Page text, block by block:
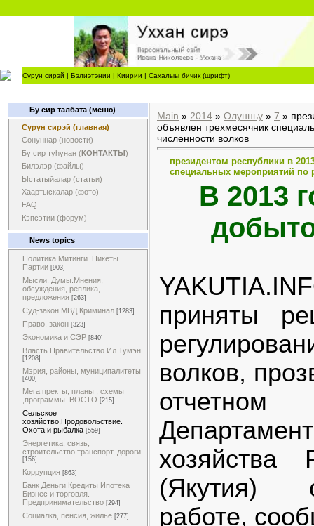
Сүрүн сирэй | Бэлиэтэнии | Киирии | Сахалыы бичик (шрифт)
Бу сир талбата (меню)
Сүрүн сирэй (главная)
Сонуннар (новости)
Бу сир туһунан (КОНТАКТЫ)
Билэлэр (файлы)
Ыстатыйалар (статьи)
Хаартыскалар (фото)
FAQ
Кэпсэтии (форум)
News topics
Политика.Митинги. Пикеты.
Партии [903]
Мысли. Думы.Мнения,
обсуждения, реплика,
предложения [263]
Суд-закон.МВД.Криминал [1283]
Право, закон [323]
Экономика и СЭР [840]
Власть Правительство Ил Тумэн
[1208]
Мэрия, районы, муниципалитеты
[400]
Мега пректы, планы , схемы
,программы. ВОСТО [215]
Сельское
хозяйство,Продовольствие.
Охота и рыбалка [559]
Энергетика, связь,
строительство.транспорт, дороги
[156]
Коррупция [863]
Банк Деньги Кредиты Ипотека
Бизнес и торговля.
Предпринимательство [294]
Социалка, пенсия, жилье [277]
Main » 2014 » Олунньу » 7 »
объявлен трехмесячник
численности волков
президентом республики в
специальных мероприятий по
В 2013
приняты
волков,
хозяйства
(Якутия)
работе,